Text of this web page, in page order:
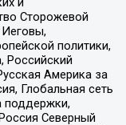
Сторожевой
политики,
Российский
Америка за
Глобальная сеть
поддержки,
Северный